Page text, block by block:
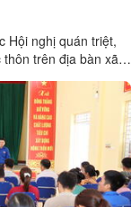
ĐẾN CÁC
Hội nghị quán triệt,
trên địa bàn xã.
chuyên môn